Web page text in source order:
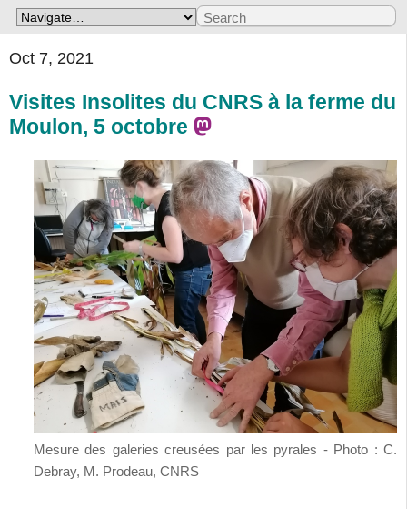
Oct 7, 2021
Visites Insolites du CNRS à la ferme du
Moulon, 5 octobre
Mesure des galeries creusées par les pyrales - Photo : C.
Debray, M. Prodeau, CNRS